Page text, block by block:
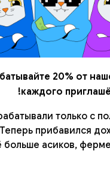
20% от
каждого
только с
прибавился
больше асиков,